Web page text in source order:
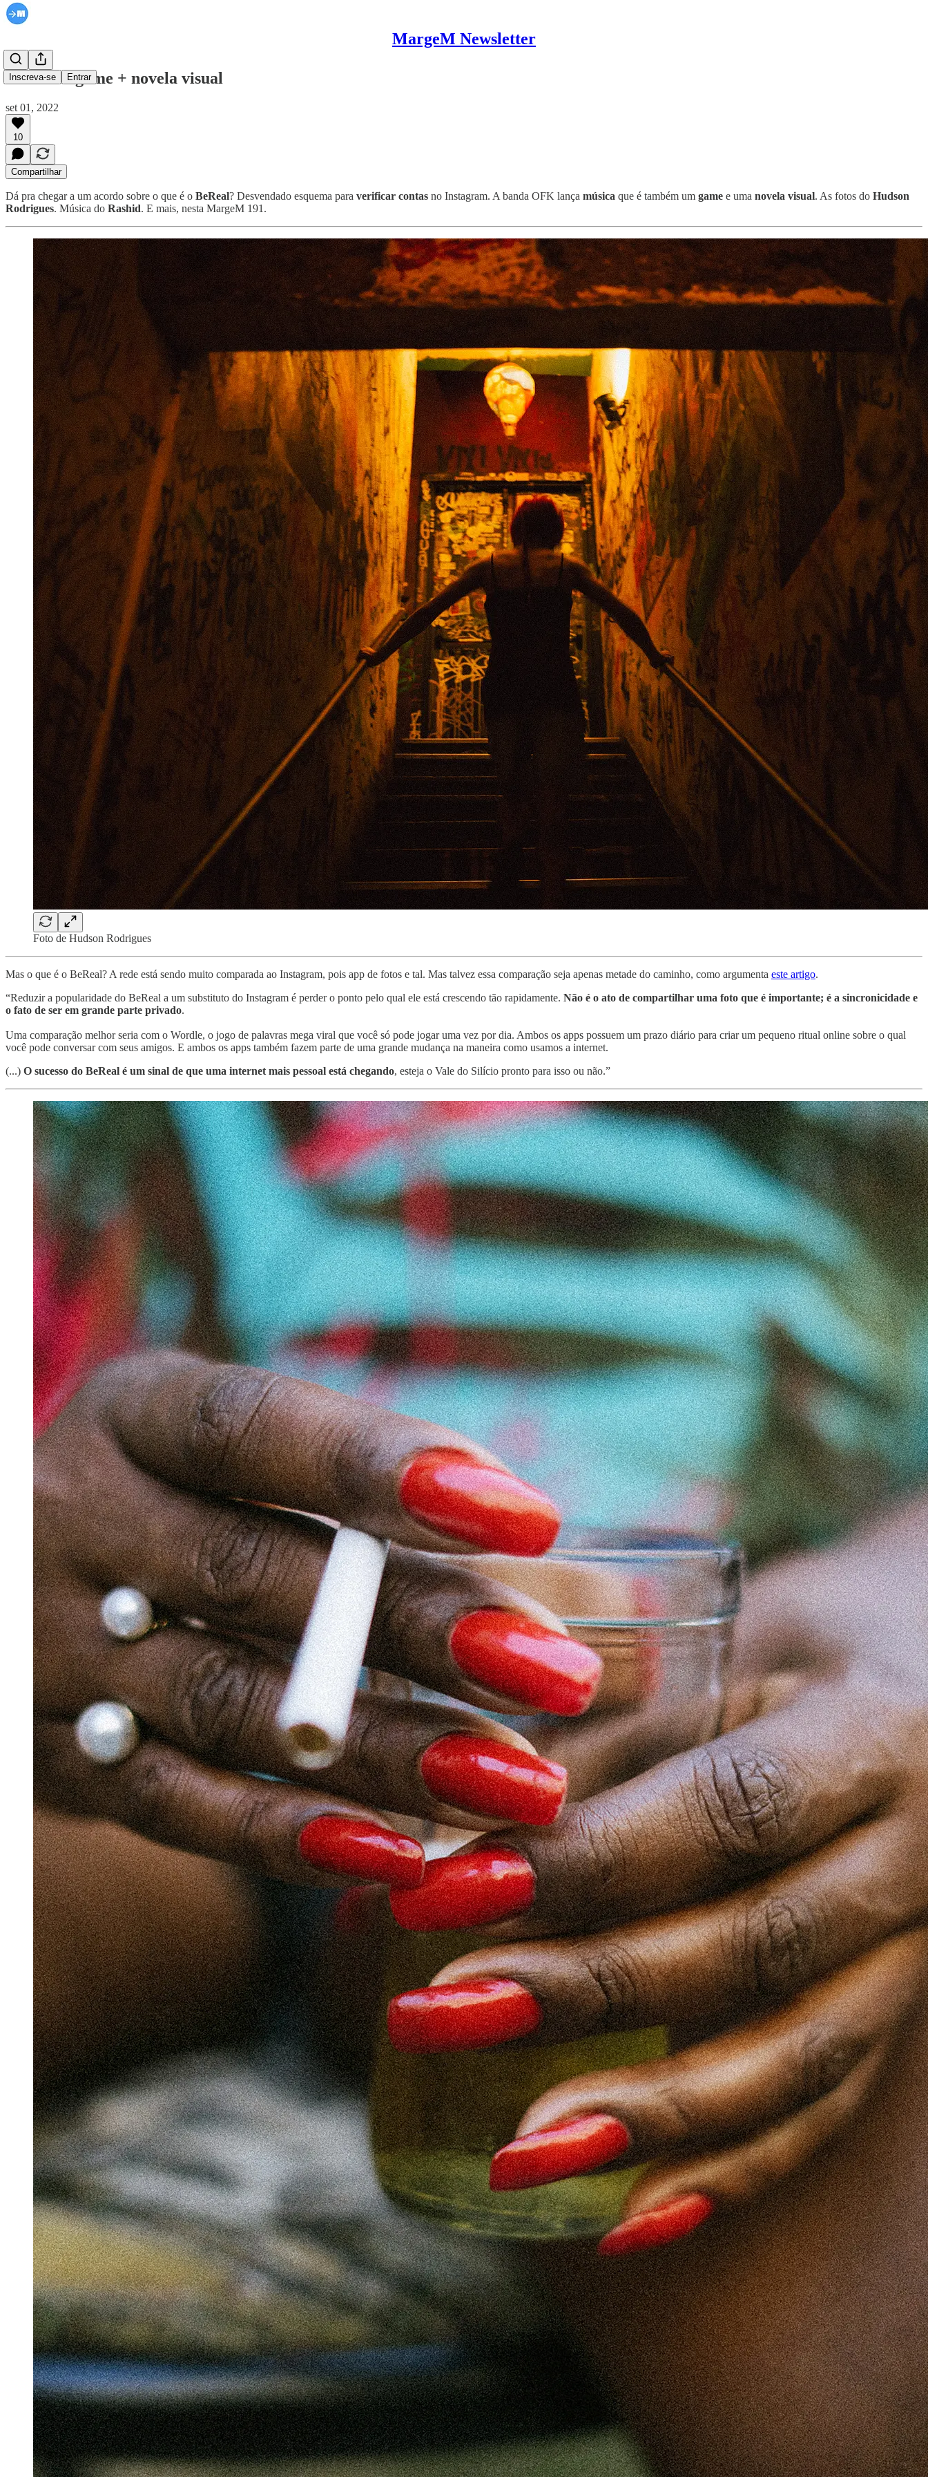
MargeM Newsletter
Inscreva-se Entrar
Música + game + novela visual
set 01, 2022
10
Compartilhar
Dá pra chegar a um acordo sobre o que é o BeReal? Desvendado esquema para verificar contas no Instagram. A banda OFK lança música que é também um game e uma novela visual. As fotos do Hudson
Rodrigues. Música do Rashid. E mais, nesta MargeM 191.
Foto de Hudson Rodrigues
Mas o que é o BeReal? A rede está sendo muito comparada ao Instagram, pois app de fotos e tal. Mas talvez essa comparação seja apenas metade do caminho, como argumenta este artigo.
“Reduzir a popularidade do BeReal a um substituto do Instagram é perder o ponto pelo qual ele está crescendo tão rapidamente. Não é o ato de compartilhar uma foto que é importante; é a sincronicidade e
o fato de ser em grande parte privado.
Uma comparação melhor seria com o Wordle, o jogo de palavras mega viral que você só pode jogar uma vez por dia. Ambos os apps possuem um prazo diário para criar um pequeno ritual online sobre o qual
você pode conversar com seus amigos. E ambos os apps também fazem parte de uma grande mudança na maneira como usamos a internet.
(...) O sucesso do BeReal é um sinal de que uma internet mais pessoal está chegando, esteja o Vale do Silício pronto para isso ou não.”